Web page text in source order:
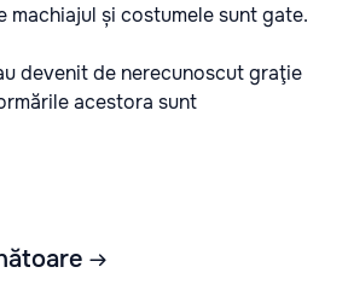
machiajul și costumele sunt gate.
devenit de nerecunoscut graţie
acestora sunt